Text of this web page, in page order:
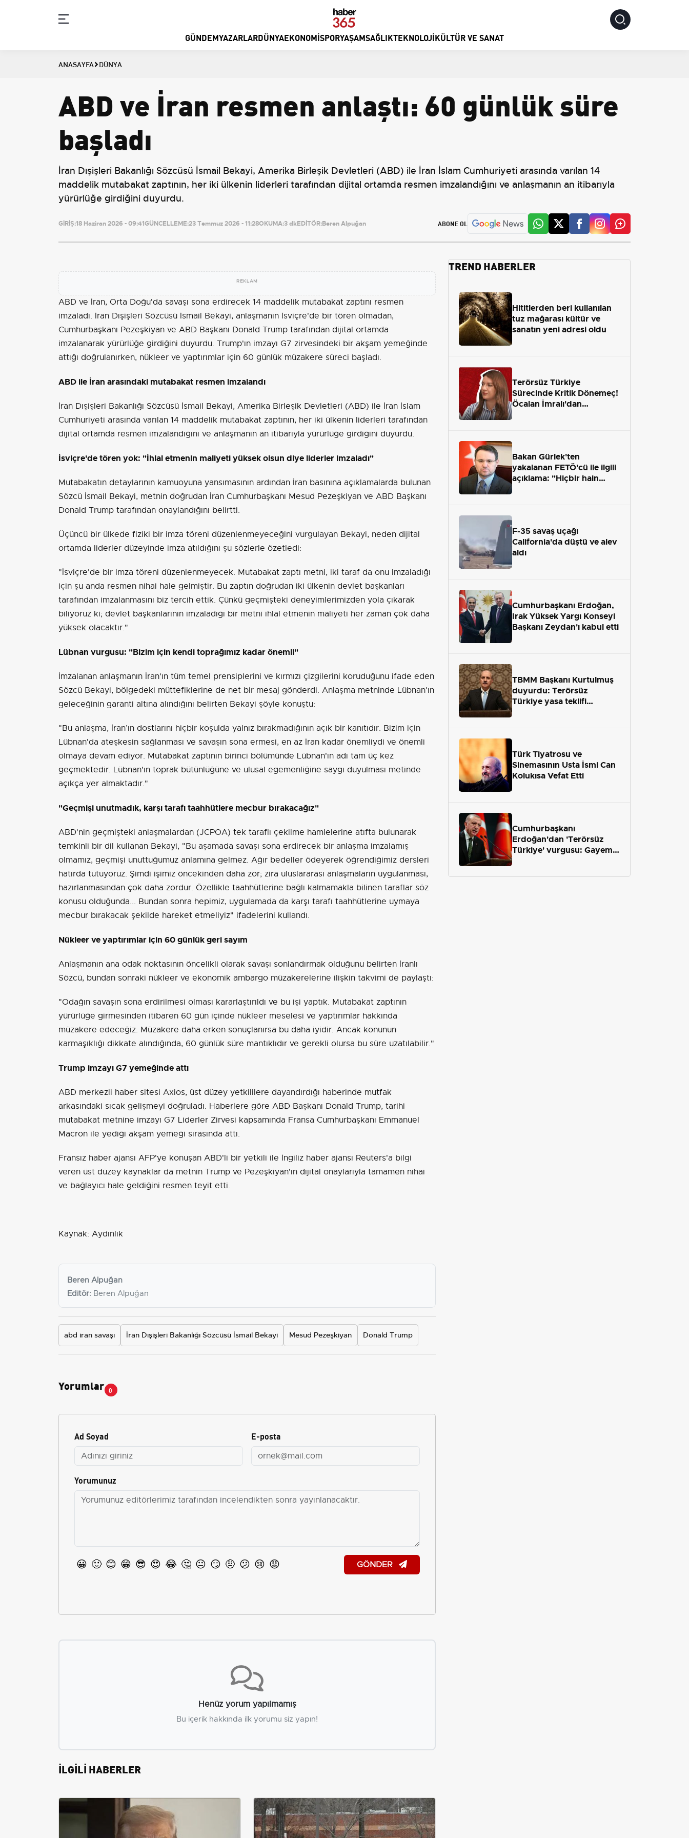
GÜNDEMYAZARLARDÜNYAEKONOMISPORYAŞAMSAĞLIKTEKNOLOJIKÜLTÜR VE SANAT
ANASAYFA DÜNYA
ABD ve İran resmen anlaştı: 60 günlük süre
başladı
İran Dışişleri Bakanlığı Sözcüsü İsmail Bekayi, Amerika Birleşik Devletleri (ABD) ile İran İslam Cumhuriyeti arasında varılan 14
maddelik mutabakat zaptının, her iki ülkenin liderleri tarafından dijital ortamda resmen imzalandığını ve anlaşmanın an itibarıyla
yürürlüğe girdiğini duyurdu.
GİRİŞ:18 Haziran 2026 - 09:41GÜNCELLEME:23 Temmuz 2026 - 11:28OKUMA:3 dkEDİTÖR:Beren Alpuğan ABONE OL
REKLAM
ABD ve İran, Orta Doğu'da savaşı sona erdirecek 14 maddelik mutabakat zaptını resmen
imzaladı. İran Dışişleri Sözcüsü İsmail Bekayi, anlaşmanın İsviçre'de bir tören olmadan,
Cumhurbaşkanı Pezeşkiyan ve ABD Başkanı Donald Trump tarafından dijital ortamda
imzalanarak yürürlüğe girdiğini duyurdu. Trump'ın imzayı G7 zirvesindeki bir akşam yemeğinde
attığı doğrulanırken, nükleer ve yaptırımlar için 60 günlük müzakere süreci başladı.
ABD ile İran arasındaki mutabakat resmen imzalandı
İran Dışişleri Bakanlığı Sözcüsü İsmail Bekayi, Amerika Birleşik Devletleri (ABD) ile İran İslam
Cumhuriyeti arasında varılan 14 maddelik mutabakat zaptının, her iki ülkenin liderleri tarafından
dijital ortamda resmen imzalandığını ve anlaşmanın an itibarıyla yürürlüğe girdiğini duyurdu.
İsviçre'de tören yok: "İhlal etmenin maliyeti yüksek olsun diye liderler imzaladı"
Mutabakatın detaylarının kamuoyuna yansımasının ardından İran basınına açıklamalarda bulunan
Sözcü İsmail Bekayi, metnin doğrudan İran Cumhurbaşkanı Mesud Pezeşkiyan ve ABD Başkanı
Donald Trump tarafından onaylandığını belirtti.
Üçüncü bir ülkede fiziki bir imza töreni düzenlenmeyeceğini vurgulayan Bekayi, neden dijital
ortamda liderler düzeyinde imza atıldığını şu sözlerle özetledi:
"İsviçre'de bir imza töreni düzenlenmeyecek. Mutabakat zaptı metni, iki taraf da onu imzaladığı
için şu anda resmen nihai hale gelmiştir. Bu zaptın doğrudan iki ülkenin devlet başkanları
tarafından imzalanmasını biz tercih ettik. Çünkü geçmişteki deneyimlerimizden yola çıkarak
biliyoruz ki; devlet başkanlarının imzaladığı bir metni ihlal etmenin maliyeti her zaman çok daha
yüksek olacaktır."
Lübnan vurgusu: "Bizim için kendi toprağımız kadar önemli"
İmzalanan anlaşmanın İran'ın tüm temel prensiplerini ve kırmızı çizgilerini koruduğunu ifade eden
Sözcü Bekayi, bölgedeki müttefiklerine de net bir mesaj gönderdi. Anlaşma metninde Lübnan'ın
geleceğinin garanti altına alındığını belirten Bekayi şöyle konuştu:
"Bu anlaşma, İran’ın dostlarını hiçbir koşulda yalnız bırakmadığının açık bir kanıtıdır. Bizim için
Lübnan'da ateşkesin sağlanması ve savaşın sona ermesi, en az İran kadar önemliydi ve önemli
olmaya devam ediyor. Mutabakat zaptının birinci bölümünde Lübnan'ın adı tam üç kez
geçmektedir. Lübnan'ın toprak bütünlüğüne ve ulusal egemenliğine saygı duyulması metinde
açıkça yer almaktadır."
"Geçmişi unutmadık, karşı tarafı taahhütlere mecbur bırakacağız"
ABD'nin geçmişteki anlaşmalardan (JCPOA) tek taraflı çekilme hamlelerine atıfta bulunarak
temkinli bir dil kullanan Bekayi, "Bu aşamada savaşı sona erdirecek bir anlaşma imzalamış
olmamız, geçmişi unuttuğumuz anlamına gelmez. Ağır bedeller ödeyerek öğrendiğimiz dersleri
hatırda tutuyoruz. Şimdi işimiz öncekinden daha zor; zira uluslararası anlaşmaların uygulanması,
hazırlanmasından çok daha zordur. Özellikle taahhütlerine bağlı kalmamakla bilinen taraflar söz
konusu olduğunda... Bundan sonra hepimiz, uygulamada da karşı tarafı taahhütlerine uymaya
mecbur bırakacak şekilde hareket etmeliyiz" ifadelerini kullandı.
Nükleer ve yaptırımlar için 60 günlük geri sayım
Anlaşmanın ana odak noktasının öncelikli olarak savaşı sonlandırmak olduğunu belirten İranlı
Sözcü, bundan sonraki nükleer ve ekonomik ambargo müzakerelerine ilişkin takvimi de paylaştı:
"Odağın savaşın sona erdirilmesi olması kararlaştırıldı ve bu işi yaptık. Mutabakat zaptının
yürürlüğe girmesinden itibaren 60 gün içinde nükleer meselesi ve yaptırımlar hakkında
müzakere edeceğiz. Müzakere daha erken sonuçlanırsa bu daha iyidir. Ancak konunun
karmaşıklığı dikkate alındığında, 60 günlük süre mantıklıdır ve gerekli olursa bu süre uzatılabilir."
Trump imzayı G7 yemeğinde attı
ABD merkezli haber sitesi Axios, üst düzey yetkililere dayandırdığı haberinde mutfak
arkasındaki sıcak gelişmeyi doğruladı. Haberlere göre ABD Başkanı Donald Trump, tarihi
mutabakat metnine imzayı G7 Liderler Zirvesi kapsamında Fransa Cumhurbaşkanı Emmanuel
Macron ile yediği akşam yemeği sırasında attı.
Fransız haber ajansı AFP'ye konuşan ABD'li bir yetkili ile İngiliz haber ajansı Reuters'a bilgi
veren üst düzey kaynaklar da metnin Trump ve Pezeşkiyan'ın dijital onaylarıyla tamamen nihai
ve bağlayıcı hale geldiğini resmen teyit etti.
Kaynak: Aydınlık
Beren Alpuğan
Editör: Beren Alpuğan
abd iran savaşı İran Dışişleri Bakanlığı Sözcüsü İsmail Bekayi Mesud Pezeşkiyan Donald Trump
Yorumlar 0
Ad Soyad E-posta
Yorumunuz
😀 🙂 😊 😁 😎 😍 😂 🤔 😐 😏 🤨 😕 😢 😡 GÖNDER
Henüz yorum yapılmamış
Bu içerik hakkında ilk yorumu siz yapın!
İLGİLİ HABERLER
TREND HABERLER
Hititlerden beri kullanılan
tuz mağarası kültür ve
sanatın yeni adresi oldu
Terörsüz Türkiye
Sürecinde Kritik Dönemeç!
Öcalan İmralı'dan
Bakan Gürlek'ten
yakalanan FETÖ'cü ile ilgili
açıklama: "Hiçbir hain
F-35 savaş uçağı
California'da düştü ve alev
aldı
Cumhurbaşkanı Erdoğan,
Irak Yüksek Yargı Konseyi
Başkanı Zeydan'ı kabul etti
TBMM Başkanı Kurtulmuş
duyurdu: Terörsüz
Türkiye yasa teklifi
Türk Tiyatrosu ve
Sinemasının Usta İsmi Can
Kolukısa Vefat Etti
Cumhurbaşkanı
Erdoğan'dan 'Terörsüz
Türkiye' vurgusu: Gayemiz